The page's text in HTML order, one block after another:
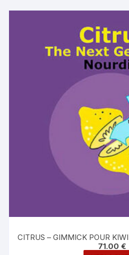
CITRUS – GIMMICK POUR
71.00 €